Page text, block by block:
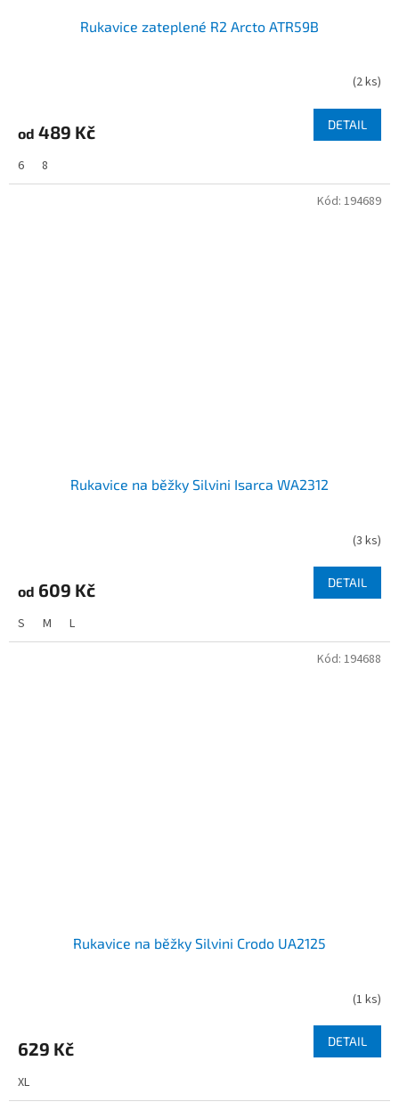
Rukavice zateplené R2 Arcto ATR59B
(2 ks)
od 489 Kč DETAIL
6 8
Rukavice na běžky Silvini Isarca WA2312
(3 ks)
od 609 Kč DETAIL
S M L
Kód: 194689
Rukavice na běžky Silvini Crodo UA2125
(1 ks)
629 Kč DETAIL
XL
Kód: 194688